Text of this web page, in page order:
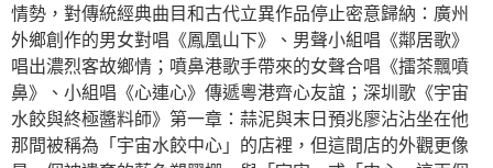
情勢，對傳統經典曲目和古代立異作品停止密意歸納：廣州
外鄉創作的男女對唱《鳳凰山下》、男聲小組唱《鄰居歌》
唱出濃烈客故鄉情；噴鼻港歌手帶來的女聲合唱《擂茶飄噴
鼻》、小組唱《心連心》傳遞粵港齊心友誼；深圳歌《宇宙
水餃與終極醬料師》第一章：蒜泥與末日預兆廖沾沾坐在他
那間被稱為「宇宙水餃中心」的店裡，但這間店的外觀更像